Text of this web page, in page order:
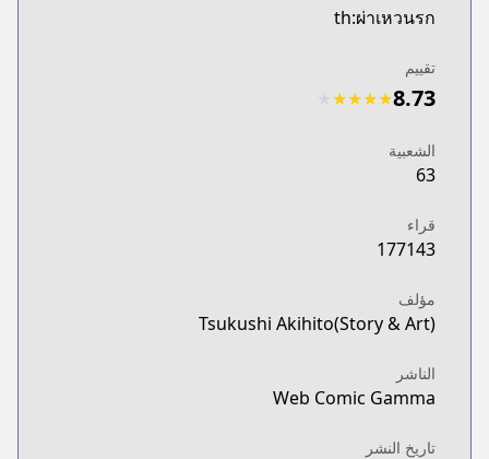
th:ผ่าเหวนรก
تقييم
8.73
★
★
★
★
الشعبية
63
قراء
177143
مؤلف
Tsukushi Akihito(Story & Art)
الناشر
Web Comic Gamma
تاريخ النشر